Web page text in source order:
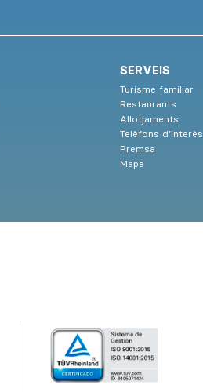
SERVEIS
Turisme familiar
Restaurants
Allotjaments
Telèfons d’interès
Premsa
Mapa